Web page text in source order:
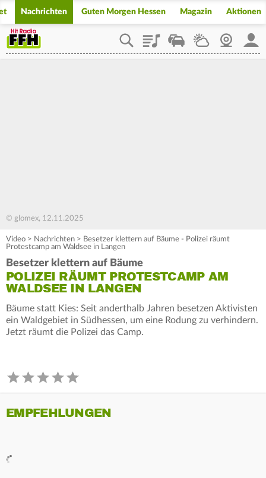
Nachrichten Guten Morgen Hessen Magazin Aktionen
PlaylistStaupilotWetterWebcam
© glomex, 12.11.2025
Video > Nachrichten > Besetzer klettern auf Bäume - Polizei räumt
Protestcamp am Waldsee in Langen
Besetzer klettern auf Bäume
POLIZEI RÄUMT PROTESTCAMP AM
WALDSEE IN LANGEN
Bäume statt Kies: Seit anderthalb Jahren besetzen Aktivisten
ein Waldgebiet in Südhessen, um eine Rodung zu verhindern.
Jetzt räumt die Polizei das Camp.
EMPFEHLUNGEN